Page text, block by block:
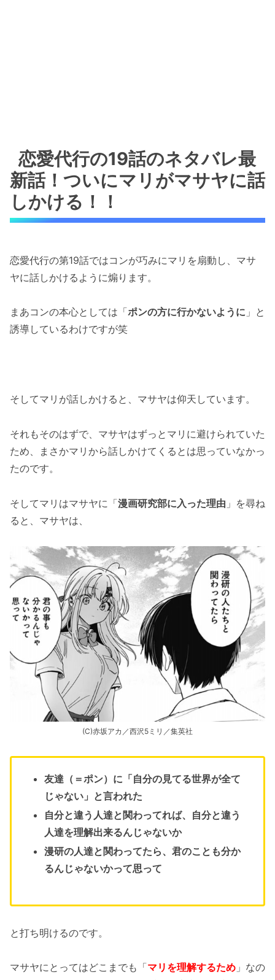
恋愛代行の19話のネタバレ最
新話！ついにマリがマサヤに話
しかける！！
恋愛代行の第19話ではコンが巧みにマリを扇動し、マサ
ヤに話しかけるように煽ります。
まあコンの本心としては「ポンの方に行かないように 」と
誘導しているわけですが笑
そしてマリが話しかけると、マサヤは仰天しています。
それもそのはずで、マサヤはずっとマリに避けられていた
ため、まさかマリから話しかけてくるとは思っていなかっ
たのです。
そしてマリはマサヤに「漫画研究部に入った理由 」を尋ね
ると、マサヤは、
(C)赤坂アカ／西沢5ミリ／集英社
友達（＝ポン）に「自分の見てる世界が全て
じゃない」と言われた
自分と違う人達と関わってれば、自分と違う
人達を理解出来るんじゃないか
漫研の人達と関わってたら、君のことも分か
るんじゃないかって思って
と打ち明けるのです。
マサヤにとってはどこまでも「マリを理解するため 」なの